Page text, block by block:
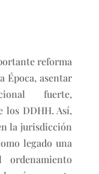
reforma
Época, asentar
fuerte,
los DDHH. Así,
la jurisdicción
legado una